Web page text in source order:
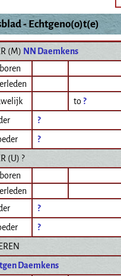
- Echtgeno(o)t(e)
(M) NN Daemkens
to ?
?
?
(U) ?
?
?
Daemkens